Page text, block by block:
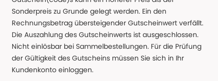
Sonderpreis zu Grunde gelegt werden. Ein den
Rechnungsbetrag übersteigender Gutscheinwert verfällt.
Die Auszahlung des Gutscheinwerts ist ausgeschlossen.
Nicht einlösbar bei Sammelbestellungen. Für die Prüfung
der Gültigkeit des Gutscheins müssen Sie sich in Ihr
Kundenkonto einloggen.